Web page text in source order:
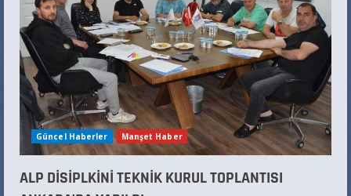
Güncel Haberler Manşet Haber
ALP DİSİPLKİNİ TEKNİK KURUL TOPLANTISI